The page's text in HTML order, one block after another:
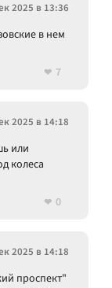
2025 в 13:36
в нем
7
2025 в 14:18
или
колеса
0
2025 в 14:18
проспект"